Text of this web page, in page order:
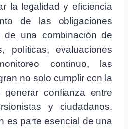
la legalidad y eficiencia
de las obligaciones
de una combinación de
políticas, evaluaciones
continuo, las
no solo cumplir con la
confianza entre
y ciudadanos.
es parte esencial de una